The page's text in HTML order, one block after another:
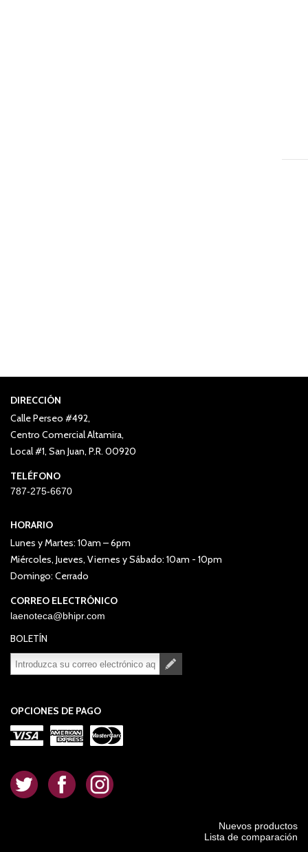
DIRECCIÓN
Calle Perseo #492,
Centro Comercial Altamira,
Local #1, San Juan, P.R. 00920
TELÉFONO
787-275-6670
HORARIO
Lunes y Martes: 10am – 6pm
Miércoles, Jueves, Viernes y Sábado: 10am - 10pm
Domingo: Cerrado
CORREO ELECTRÓNICO
laenoteca@bhipr.com
BOLETÍN
OPCIONES DE PAGO
. . .
Nuevos productos
Lista de comparación